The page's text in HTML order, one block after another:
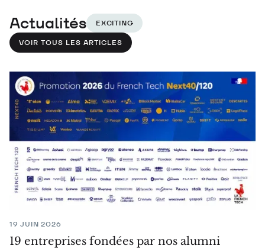
Actualités EXCITING
VOIR TOUS LES ARTICLES
19 JUIN 2026
19 entreprises fondées par nos alumni